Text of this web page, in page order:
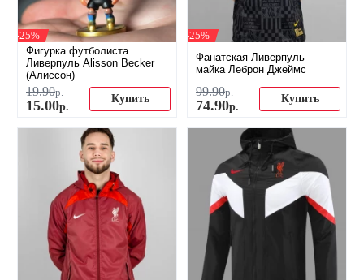
-25%
Фигурка футболиста
Ливерпуль Alisson Becker
(Алиссон)
19.90р.
15.00р.
Купить
-25%
Фанатская Ливерпуль
майка Леброн Джеймс
99.90р.
74.90р.
Купить